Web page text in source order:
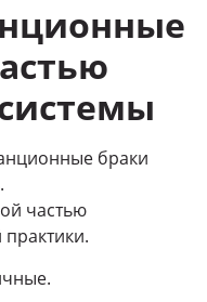
браки
частью